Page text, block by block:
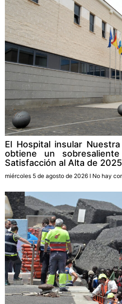
El Hospital insular
obtiene un
Satisfacción al Alta de 2025
miércoles 5 de agosto de 2026 No hay